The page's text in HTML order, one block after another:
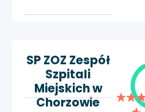
SP ZOZ Zespół
Szpitali
Miejskich w
Chorzowie